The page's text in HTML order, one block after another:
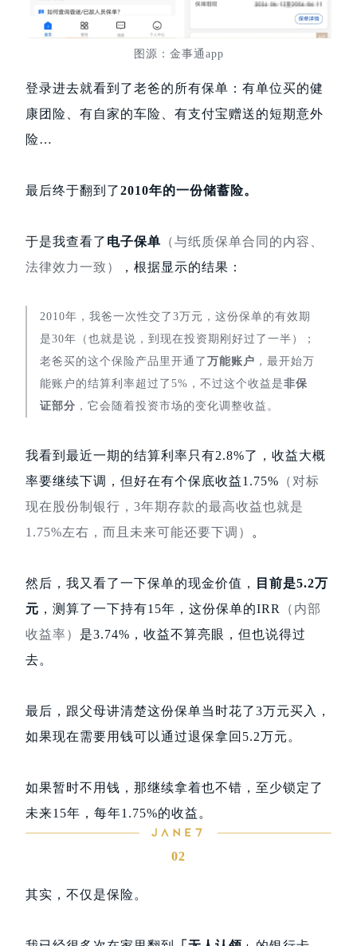
图源：金事通app
登录进去就看到了老爸的所有保单：有单位买的健
康团险、有自家的车险、有支付宝赠送的短期意外
险…
最后终于翻到了2010年的一份储蓄险。
于是我查看了 电子保单 （与纸质保单合同的内容、
法律效力一致）
，根据显示的结果：
2010年，我爸一次性交了3万元，这份保单的有效期
是30年 （也就是说，到现在投资期刚好过了一半）
；
老爸买的这个保险产品里开通了 万能账户 ，最开始万
能账户的结算利率超过了5%，不过这个收益是非保
证部分 ，它会随着投资市场的变化调整收益。
我看到最近一期的结算利率只有2.8%了，收益大概
率要继续下调，但好在有个保底收益1.75% （对标
现在股份制银行，3年期存款的最高收益也就是
1.75%左右，而且未来可能还要下调）
。
然后，我又看了一下保单的现金价值，
目前是5.2万
元 ，测算了一下持有15年，这份保单的IRR
（内部
收益率） 是3.74%，收益不算亮眼，但也说得过
去。
最后，跟父母讲清楚这份保单当时花了3万元买入，
如果现在需要用钱可以通过退保拿回5.2万元。
如果暂时不用钱，那继续拿着也不错，至少锁定了
未来15年，每年1.75%的收益。
02
其实，不仅是保险。